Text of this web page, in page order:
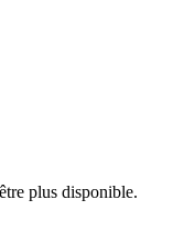
plus disponible.